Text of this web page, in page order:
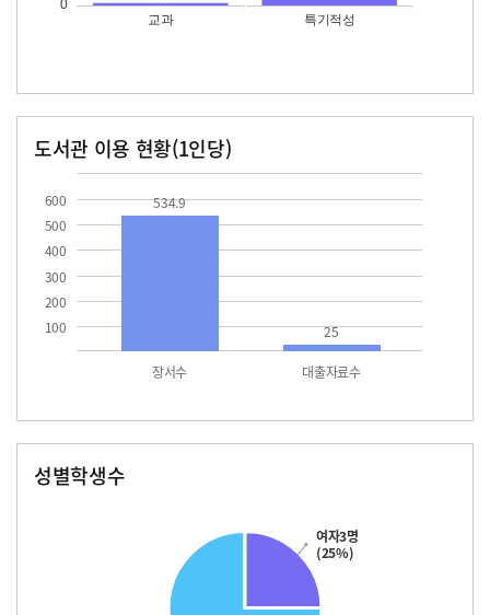
도서관 이용 현황(1인당)
100
200
300
400
500
600
장서수 대출자료수
534.9
25
성별학생수
여자3명
(25%)